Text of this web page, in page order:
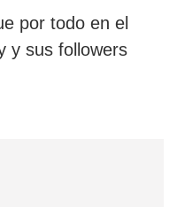
por todo en el
y sus followers